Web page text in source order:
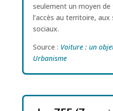
seulement un moyen
l’accès au territoire,
sociaux.
Source : Voiture : un
Urbanisme